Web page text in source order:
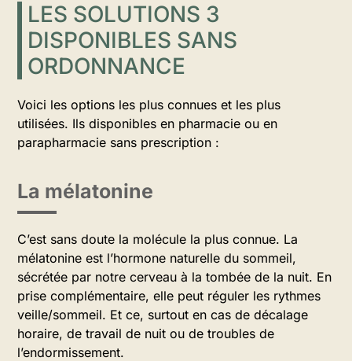
LES SOLUTIONS 3
DISPONIBLES SANS
ORDONNANCE
Voici les options les plus connues et les plus
utilisées. Ils disponibles en pharmacie ou en
parapharmacie sans prescription :
La mélatonine
C’est sans doute la molécule la plus connue. La
mélatonine est l’hormone naturelle du sommeil,
sécrétée par notre cerveau à la tombée de la nuit. En
prise complémentaire, elle peut réguler les rythmes
veille/sommeil. Et ce, surtout en cas de décalage
horaire, de travail de nuit ou de troubles de
l’endormissement.